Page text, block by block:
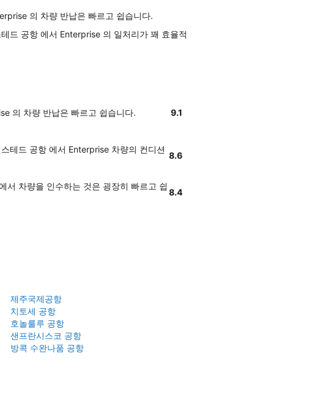
의 차량 반납은 빠르고 쉽습니다.
드 공항 에서 Enterprise 의 일처리가 꽤 효율적
의 차량 반납은 빠르고 쉽습니다. 9.1
테드 공항 에서 Enterprise 차량의 컨디션
8.6
서 차량을 인수하는 것은 굉장히 빠르고 쉽
8.4
제주국제공항
치토세 공항
호놀룰루 공항
샌프란시스코 공항
방콕 수완나품 공항